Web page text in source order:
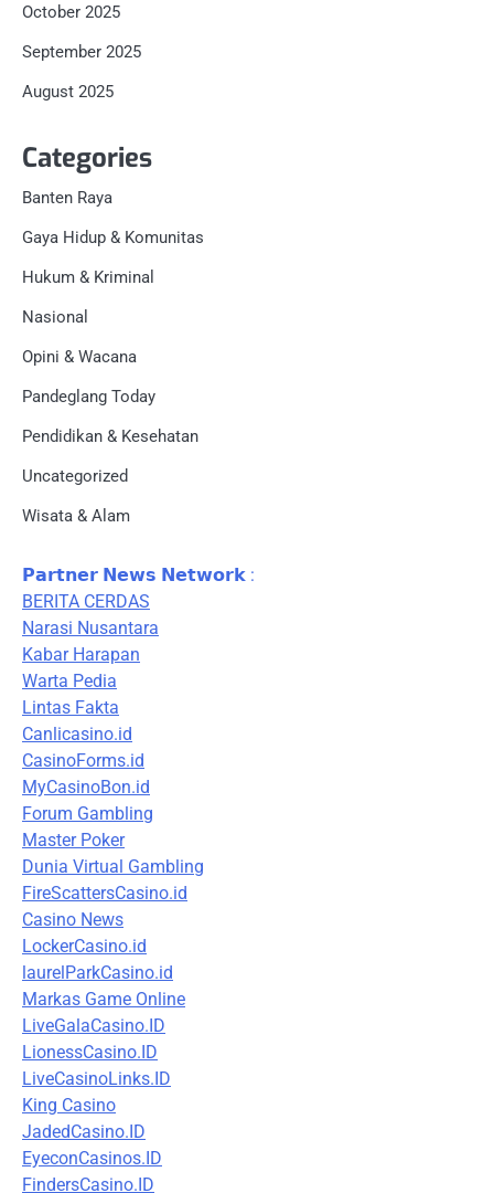
October 2025
September 2025
August 2025
Categories
Banten Raya
Gaya Hidup & Komunitas
Hukum & Kriminal
Nasional
Opini & Wacana
Pandeglang Today
Pendidikan & Kesehatan
Uncategorized
Wisata & Alam
𝗣𝗮𝗿𝘁𝗻𝗲𝗿 𝗡𝗲𝘄𝘀 𝗡𝗲𝘁𝘄𝗼𝗿𝗸 :
BERITA CERDAS
Narasi Nusantara
Kabar Harapan
Warta Pedia
Lintas Fakta
Canlicasino.id
CasinoForms.id
MyCasinoBon.id
Forum Gambling
Master Poker
Dunia Virtual Gambling
FireScattersCasino.id
Casino News
LockerCasino.id
laurelParkCasino.id
Markas Game Online
LiveGalaCasino.ID
LionessCasino.ID
LiveCasinoLinks.ID
King Casino
JadedCasino.ID
EyeconCasinos.ID
FindersCasino.ID